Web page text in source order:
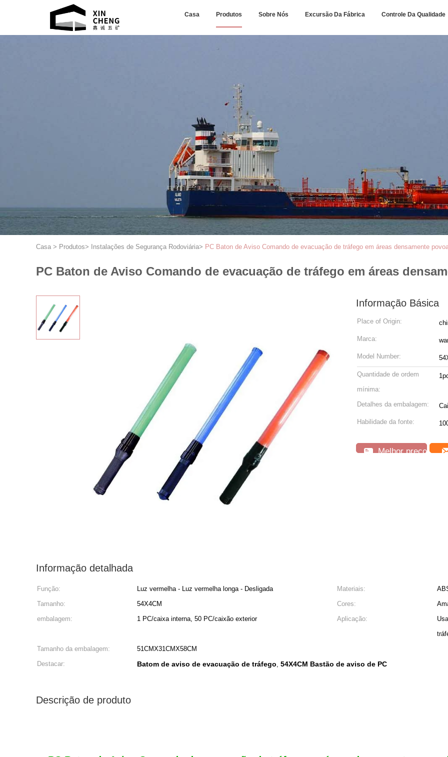
Casa Produtos Sobre Nós Excursão Da Fábrica Controle Da Qualidade
Casa > Produtos> Instalações de Segurança Rodoviária> PC Baton de Aviso Comando de evacuação de tráfego em áreas densamente
PC Baton de Aviso Comando de evacuação de tráfego em áreas
Informação Básica
Place of Origin:
Marca:
Model Number:
Quantidade de ordem
mínima:
Detalhes da embalagem:
Habilidade da fonte:
Melhor preço
Informação detalhada
Função: Luz vermelha - Luz vermelha longa - Desligada Materiais:
Tamanho:
54X4CM Cores:
embalagem:
1 PC/caixa interna, 50 PC/caixão exterior Aplicação:
Tamanho da embalagem:
51CMX31CMX58CM
Destacar:
Batom de aviso de evacuação de tráfego, 54X4CM Bastão de aviso de PC
Descrição de produto